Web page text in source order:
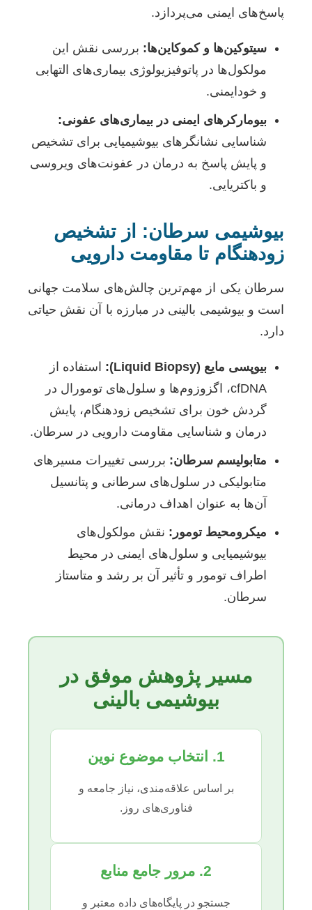
پاسخ‌های ایمنی می‌پردازد.
سیتوکین‌ها و کموکاین‌ها: بررسی نقش این
مولکول‌ها در پاتوفیزیولوژی بیماری‌های التهابی
و خودایمنی.
بیومارکرهای ایمنی در بیماری‌های عفونی:
شناسایی نشانگرهای بیوشیمیایی برای تشخیص
و پایش پاسخ به درمان در عفونت‌های ویروسی
و باکتریایی.
بیوشیمی سرطان: از تشخیص
زودهنگام تا مقاومت دارویی
سرطان یکی از مهم‌ترین چالش‌های سلامت جهانی
است و بیوشیمی بالینی در مبارزه با آن نقش حیاتی
دارد.
بیوپسی مایع (Liquid Biopsy):
استفاده از
cfDNA، اگزوزوم‌ها و سلول‌های تومورال در
گردش خون برای تشخیص زودهنگام، پایش
درمان و شناسایی مقاومت دارویی در سرطان.
متابولیسم سرطان: بررسی تغییرات مسیرهای
متابولیکی در سلول‌های سرطانی و پتانسیل
آن‌ها به عنوان اهداف درمانی.
میکرومحیط تومور: نقش مولکول‌های
بیوشیمیایی و سلول‌های ایمنی در محیط
اطراف تومور و تأثیر آن بر رشد و متاستاز
سرطان.
مسیر پژوهش موفق در
بیوشیمی بالینی
1. انتخاب موضوع نوین
بر اساس علاقه‌مندی، نیاز جامعه و
فناوری‌های روز.
2. مرور جامع منابع
جستجو در پایگاه‌های داده معتبر و